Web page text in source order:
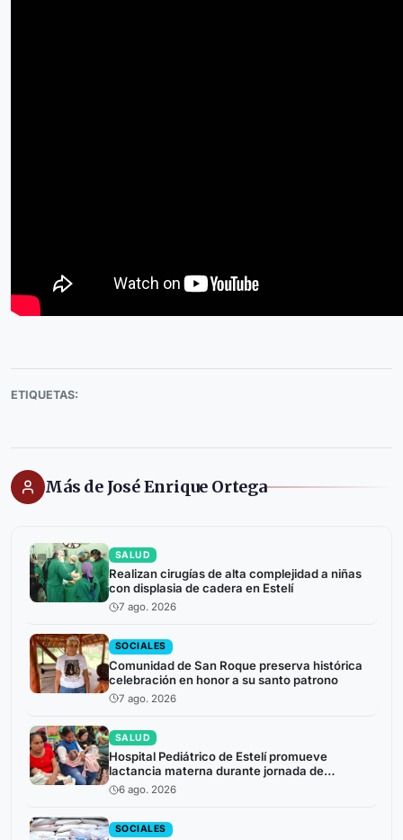
ETIQUETAS:
Más de José Enrique Ortega
SALUD
Realizan cirugías de alta complejidad a niñas
con displasia de cadera en Estelí
7 ago. 2026
SOCIALES
Comunidad de San Roque preserva histórica
celebración en honor a su santo patrono
7 ago. 2026
SALUD
Hospital Pediátrico de Estelí promueve
lactancia materna durante jornada de
atención a niños prematuros
6 ago. 2026
SOCIALES